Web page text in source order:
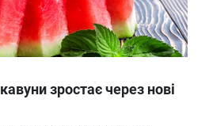
зростає через нові